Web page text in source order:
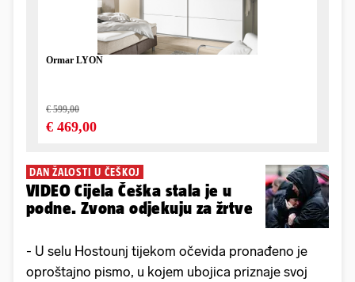
DAN ŽALOSTI U ČEŠKOJ
VIDEO Cijela Češka stala je u
podne. Zvona odjekuju za žrtve
- U selu Hostounj tijekom očevida pronađeno je
oproštajno pismo, u kojem ubojica priznaje svoj